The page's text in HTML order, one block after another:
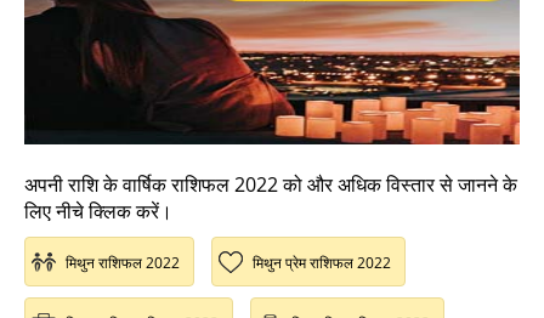
अपनी राशि के वार्षिक राशिफल 2022 को और अधिक विस्तार से जानने के
लिए नीचे क्लिक करें।
मिथुन राशिफल 2022 मिथुन प्रेम राशिफल 2022